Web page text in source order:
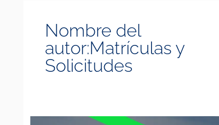
Nombre del
autor:Matrículas y
Solicitudes